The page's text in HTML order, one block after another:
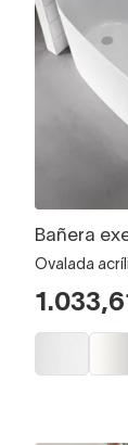
Bañera
Ovalada